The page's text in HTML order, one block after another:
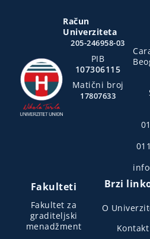
Račun
Univerziteta
205-246958-03
PIB
107306115
Matični broj
17807633
Fakulteti
Fakultet za
graditeljski
menadžment
Brzi
O
Kontakt